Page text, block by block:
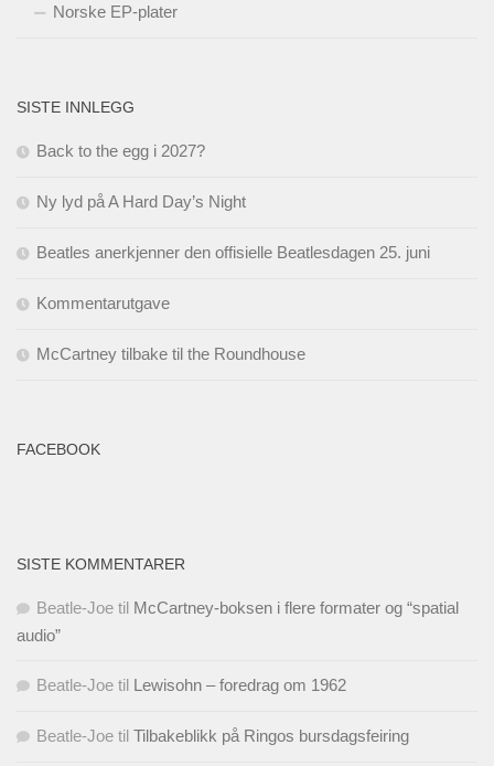
Norske EP-plater
SISTE INNLEGG
Back to the egg i 2027?
Ny lyd på A Hard Day’s Night
Beatles anerkjenner den offisielle Beatlesdagen 25. juni
Kommentarutgave
McCartney tilbake til the Roundhouse
FACEBOOK
SISTE KOMMENTARER
Beatle-Joe til McCartney-boksen i flere formater og “spatial
audio”
Beatle-Joe til Lewisohn – foredrag om 1962
Beatle-Joe til Tilbakeblikk på Ringos bursdagsfeiring